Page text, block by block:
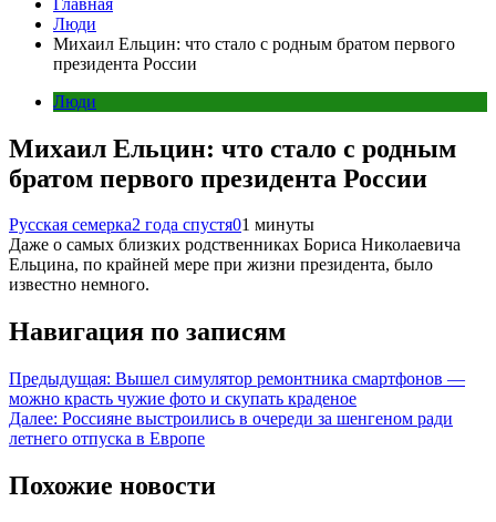
Люди
Михаил Ельцин: что стало с родным братом первого
президента России
Люди
Михаил Ельцин: что стало с родным
братом первого президента России
Русская семерка2 года спустя01 минуты
Даже о самых близких родственниках Бориса Николаевича
Ельцина, по крайней мере при жизни президента, было
известно немного.
Навигация по записям
Предыдущая: Вышел симулятор ремонтника смартфонов —
можно красть чужие фото и скупать краденое
Далее: Россияне выстроились в очереди за шенгеном ради
летнего отпуска в Европе
Похожие новости